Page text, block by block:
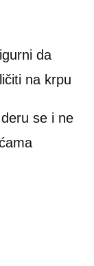
da
na krpu
se i ne